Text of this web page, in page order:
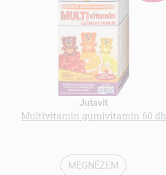
Jutavit
Multivitamin gumivitamin 60 db
MEGNÉZEM